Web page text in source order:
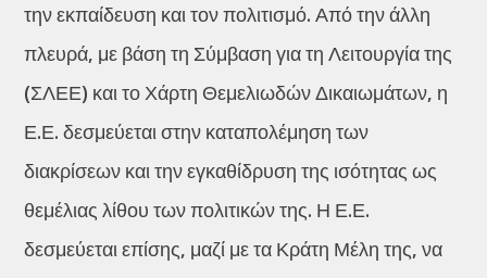
την εκπαίδευση και τον πολιτισμό. Από την άλλη
πλευρά, με βάση τη Σύμβαση για τη Λειτουργία της
(ΣΛΕΕ) και το Χάρτη Θεμελιωδών Δικαιωμάτων, η
Ε.Ε. δεσμεύεται στην καταπολέμηση των
διακρίσεων και την εγκαθίδρυση της ισότητας ως
θεμέλιας λίθου των πολιτικών της. Η Ε.Ε.
δεσμεύεται επίσης, μαζί με τα Κράτη Μέλη της, να